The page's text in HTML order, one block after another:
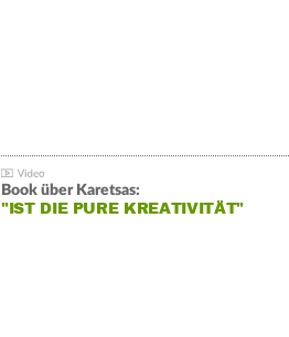
Book über Karetsas:
"IST DIE PURE KREATIVITÄT"